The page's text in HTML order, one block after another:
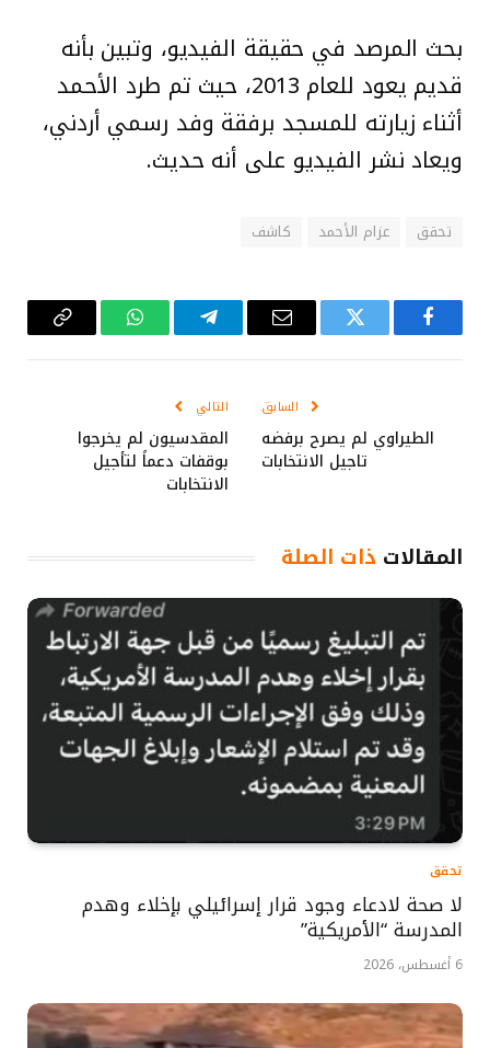
بحث المرصد في حقيقة الفيديو، وتبين بأنه
قديم يعود للعام 2013، حيث تم طرد الأحمد
أثناء زيارته للمسجد برفقة وفد رسمي أردني،
ويعاد نشر الفيديو على أنه حديث.
تحقق عزام الأحمد كاشف
فيسبوك تويتر
البريد
تيلقرام واتساب Copy
السابق
الطيراوي لم يصرح برفضه
تاجيل الانتخابات
التالي
المقدسيون لم يخرجوا
بوقفات دعماً لتأجيل
الانتخابات
المقالات ذات الصلة
تحقق
لا صحة لادعاء وجود قرار إسرائيلي بإخلاء وهدم
المدرسة “الأمريكية”
6 أغسطس، 2026